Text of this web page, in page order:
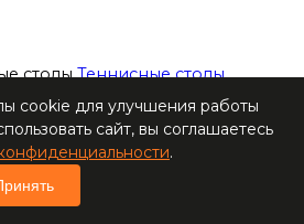
Теннисные столы
Ракетки
Накладки для
Основания для
cookie для улучшения работы
сайт, вы соглашаетесь
.